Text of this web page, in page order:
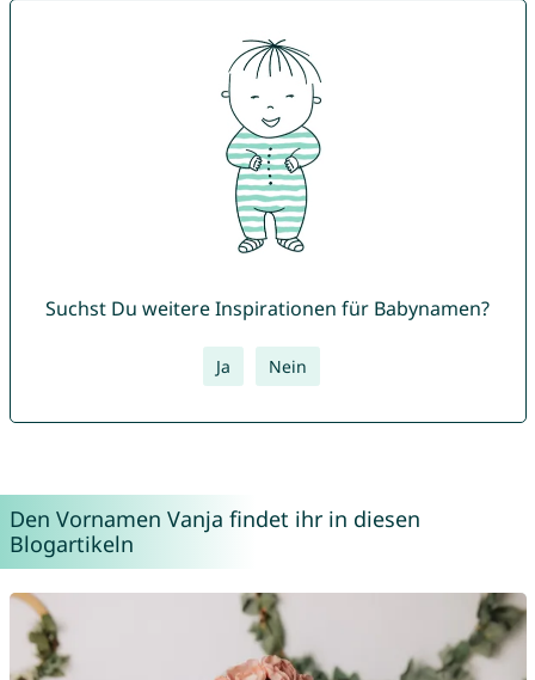
Suchst Du weitere Inspirationen für Babynamen?
Ja Nein
Den Vornamen Vanja findet ihr in diesen
Blogartikeln